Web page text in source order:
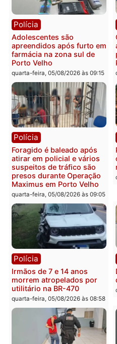
Com apenas 28% do
efetivo, Polícia Civil de
Rondônia tem maior déficit
do país, aponta estudo
quarta-feira, 05/08/2026 às 12:29
Rondônia
Médicos são investigados
por suspeita de receber
salário sem cumprir carga
horária em RO
quarta-feira, 05/08/2026 às 12:25
Polícia
Adolescentes são
apreendidos após furto em
farmácia na zona sul de
Porto Velho